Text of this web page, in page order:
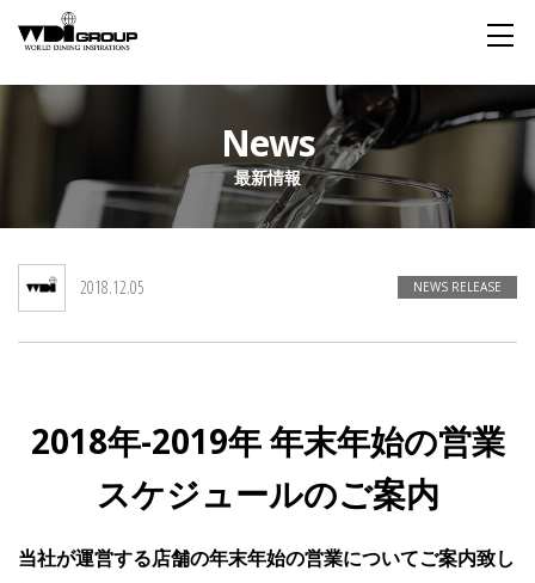
About WDI
WDI STANDARD
私たちが大切にするもの 舞台は世界
Social Responsibility Sustainability
Restaurant
News
最新情報
2018.12.05 NEWS RELEASE
2018年-2019年 年末年始の営業
スケジュールのご案内
当社が運営する店舗の年末年始の営業についてご案内致し